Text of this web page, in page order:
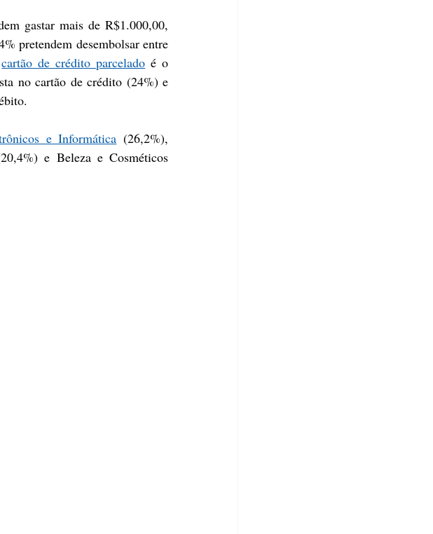
gastar mais de R$1.000,00,
pretendem desembolsar entre
cartão de crédito parcelado é o
no cartão de crédito (24%) e
e Informática (26,2%),
e Beleza e Cosméticos